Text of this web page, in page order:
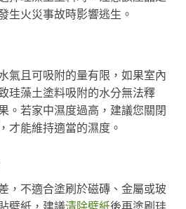
生火災事故時影響逃生。
氣且可吸附的量有限，如果室內
珪藻土塗料吸附的水分無法釋
。若家中濕度過高，建議您關閉
才能維持適當的濕度。
，不適合塗刷於磁磚、金屬或玻